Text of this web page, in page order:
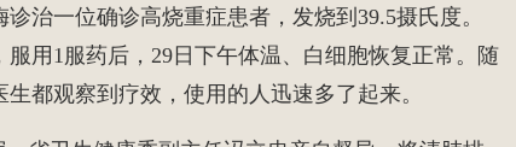
治一位确诊高烧重症患者，发烧到39.5摄氏度。
用1服药后，29日下午体温、白细胞恢复正常。随
都观察到疗效，使用的人迅速多了起来。